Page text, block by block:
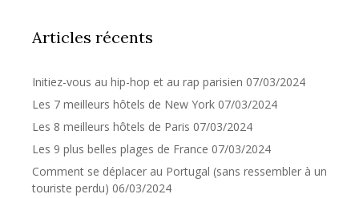
Articles récents
Initiez-vous au hip-hop et au rap parisien 07/03/2024
Les 7 meilleurs hôtels de New York 07/03/2024
Les 8 meilleurs hôtels de Paris 07/03/2024
Les 9 plus belles plages de France 07/03/2024
Comment se déplacer au Portugal (sans ressembler à un
touriste perdu) 06/03/2024